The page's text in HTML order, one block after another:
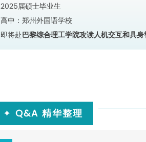
2025届硕士毕业生
高中：郑州外国语学校
即将赴巴黎综合理工学院攻读人机交互和具
✦ Q&A 精华整理